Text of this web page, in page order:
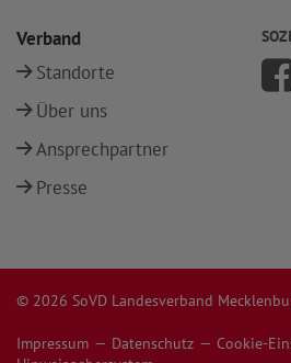
Verband
Standorte
Über uns
Ansprechpartner
Presse
© 2026 SoVD Landesverband
Impressum Datenschutz Cookie-